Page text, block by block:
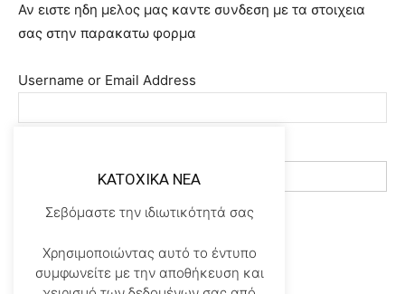
Αν ειστε ηδη μελος μας καντε συνδεση με τα στοιχεια
σας στην παρακατω φορμα
Username or Email Address
KATOXIKA NEA
Σεβόμαστε την ιδιωτικότητά σας
Χρησιμοποιώντας αυτό το έντυπο
συμφωνείτε με την αποθήκευση και